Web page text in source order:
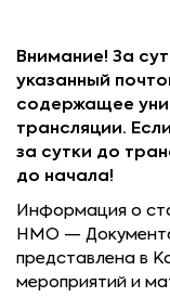
Внимание! За
указанный
содержащее
трансляции.
за сутки до
до начала!
Информация о
НМО —
представлена в
мероприятий и